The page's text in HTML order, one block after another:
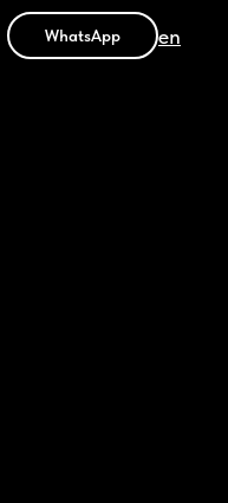
WhatsApp en